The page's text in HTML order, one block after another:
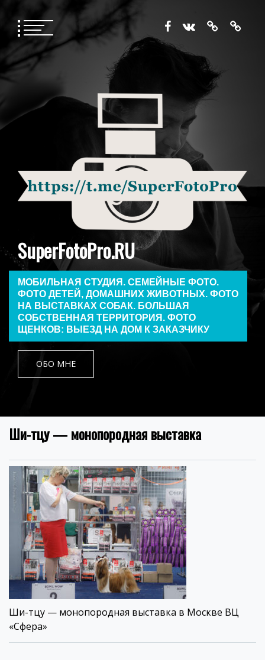
содержимому
SuperFotoPro.RU
МОБИЛЬНАЯ СТУДИЯ. СЕМЕЙНЫЕ ФОТО.
ФОТО ДЕТЕЙ, ДОМАШНИХ ЖИВОТНЫХ. ФОТО
НА ВЫСТАВКАХ СОБАК. БОЛЬШАЯ
СОБСТВЕННАЯ ТЕРРИТОРИЯ. ФОТО
ЩЕНКОВ: ВЫЕЗД НА ДОМ К ЗАКАЗЧИКУ
ОБО МНЕ
Ши-тцу — монопородная выставка
Ши-тцу — монопородная выставка в Москве ВЦ
«Сфера»